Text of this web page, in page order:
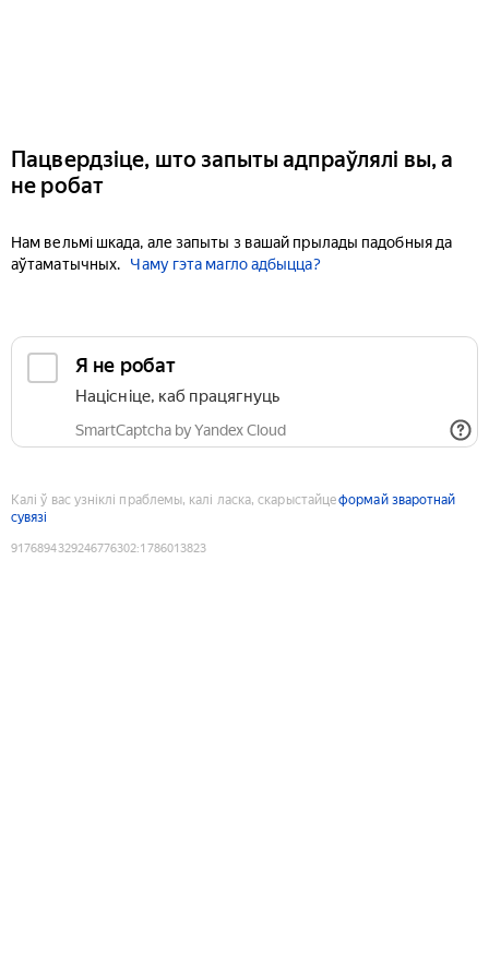
Пацвердзіце, што запыты адпраўлялі вы, а
не робат
Нам вельмі шкада, але запыты з вашай прылады падобныя да
аўтаматычных.
Чаму гэта магло адбыцца?
Я не робат
Націсніце, каб працягнуць
SmartCaptcha by Yandex Cloud
Калі ў вас узніклі праблемы, калі ласка, скарыстайцеформай зваротнай
сувязі
9176894329246776302:1786013823